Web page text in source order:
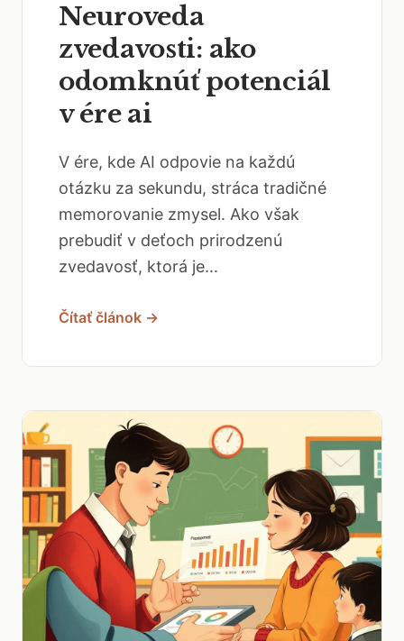
Neuroveda
zvedavosti: ako
odomknúť potenciál
v ére ai
V ére, kde AI odpovie na každú
otázku za sekundu, stráca tradičné
memorovanie zmysel. Ako však
prebudiť v deťoch prirodzenú
zvedavosť, ktorá je...
Čítať článok →